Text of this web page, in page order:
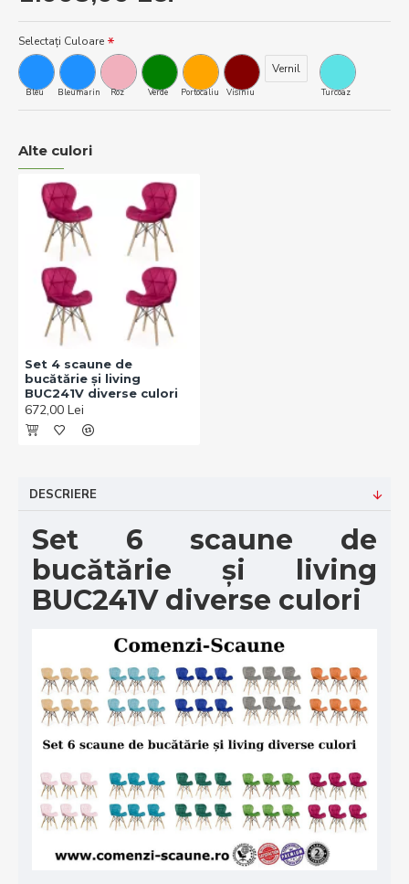
Selectați Culoare
Bleu Bleumarin Roz Verde Portocaliu Visiniu
Vernil
Turcoaz
Alte culori
Set 4 scaune de
bucătărie și living
BUC241V diverse culori
672,00 Lei
DESCRIERE
Set 6 scaune de
bucătărie și living
BUC241V diverse culori